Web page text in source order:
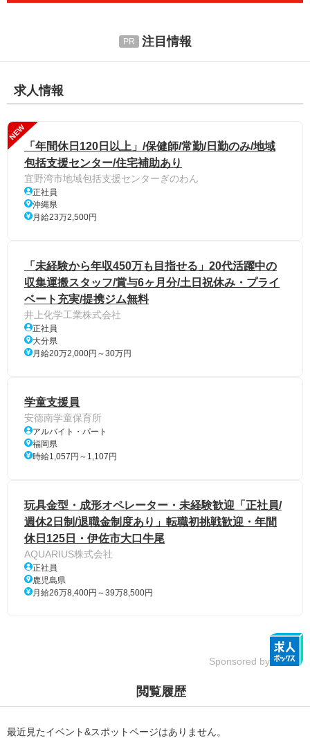
注目情報
求人情報
NEW
「年間休日120日以上」/保健師/常勤/日勤のみ/地域
包括支援センター/住宅補助あり
宜野湾市地域包括支援センターぎのわん
正社員
沖縄県
月給23万2,500円
「未経験から年収450万も目指せる」20代活躍中の
収集運搬スタッフ/賞与6ヶ月分/土日祝休み・プライ
ベート充実/提携ジム無料
井上化学工業株式会社
正社員
大分県
月給20万2,000円～30万円
学童支援員
安徳南学童保育所
アルバイト・パート
福岡県
時給1,057円～1,107円
玩具金型・成形オペレーター・未経験歓迎「正社員/
週休2日制/退職金制度あり」転職初挑戦歓迎・年間
休日125日・伊佐市大口牛尾
AQUARIUS株式会社
正社員
鹿児島県
月給26万8,400円～39万8,500円
Sponsored by
閲覧履歴
最近見たイベント&スポットページはありません。